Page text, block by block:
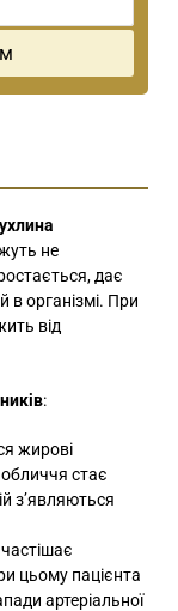
не
дає
в організмі. При
від
:
жирові
обличчя стає
з’являються
цьому пацієнта
артеріальної